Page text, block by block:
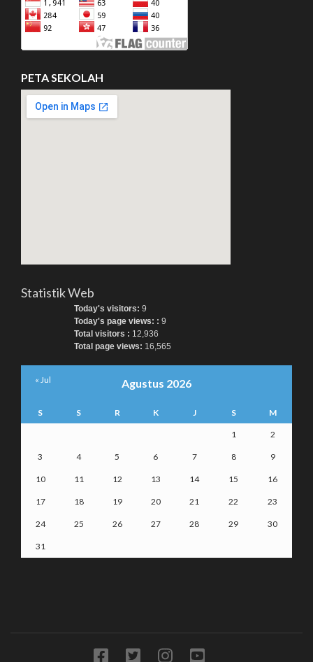
PETA SEKOLAH
Statistik Web
Today's visitors: 9
Today's page views: : 9
Total visitors : 12,936
Total page views: 16,565
Agustus 2026
S S R K J S M
1 2
3 4 5 6 7 8 9
10 11 12 13 14 15 16
17 18 19 20 21 22 23
24 25 26 27 28 29 30
31
« Jul